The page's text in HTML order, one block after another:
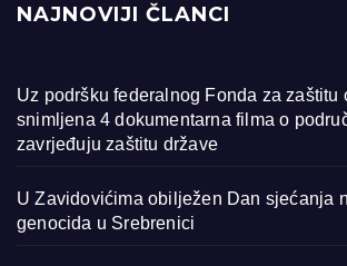
NAJNOVIJI ČLANCI
Uz podršku federalnog Fonda za zaštitu
snimljena 4 dokumentarna filma o
zavrjeđuju zaštitu države
U Zavidovićima obilježen Dan sjećanja
genocida u Srebrenici